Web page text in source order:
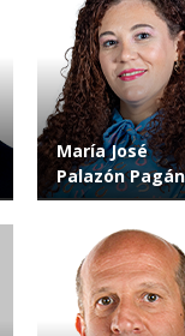
María José
Palazón Pagán